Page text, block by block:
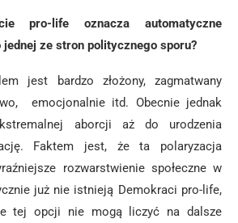
pro-life oznacza automatyczne
jednej ze stron politycznego sporu?
jest bardzo złożony, zagmatwany
emocjonalnie itd. Obecnie jednak
aborcji aż do urodzenia
Faktem jest, że ta polaryzacja
rozwarstwienie społeczne w
już nie istnieją Demokraci pro-life,
tej opcji nie mogą liczyć na dalsze